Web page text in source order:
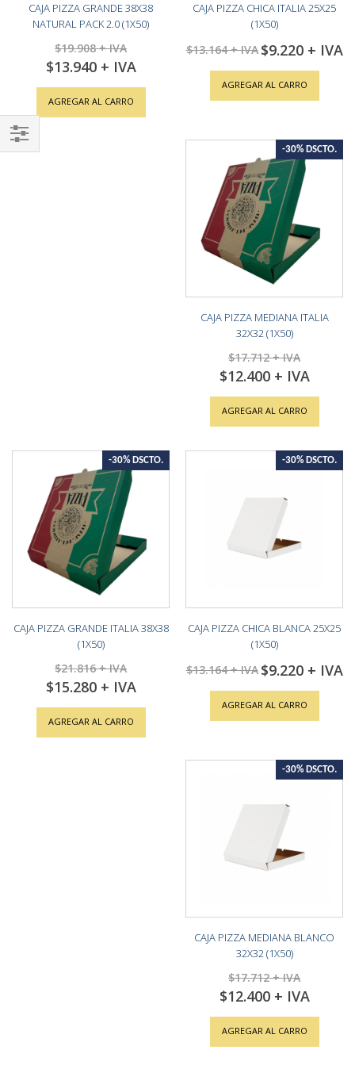
CAJA PIZZA GRANDE 38X38
NATURAL PACK 2.0 (1X50)
$19.908
Special
Price
$13.940
AGREGAR AL CARRO
CAJA PIZZA CHICA ITALIA 25X25
(1X50)
$13.164
Special
Price
$9.220
AGREGAR AL CARRO
-30% DSCTO.
CAJA PIZZA MEDIANA ITALIA
32X32 (1X50)
$17.712
Special
Price
$12.400
AGREGAR AL CARRO
-30% DSCTO.
CAJA PIZZA GRANDE ITALIA 38X38
(1X50)
$21.816
Special
Price
$15.280
AGREGAR AL CARRO
-30% DSCTO.
CAJA PIZZA CHICA BLANCA 25X25
(1X50)
$13.164
Special
Price
$9.220
AGREGAR AL CARRO
-30% DSCTO.
CAJA PIZZA MEDIANA BLANCO
32X32 (1X50)
$17.712
Special
Price
$12.400
AGREGAR AL CARRO
Shop